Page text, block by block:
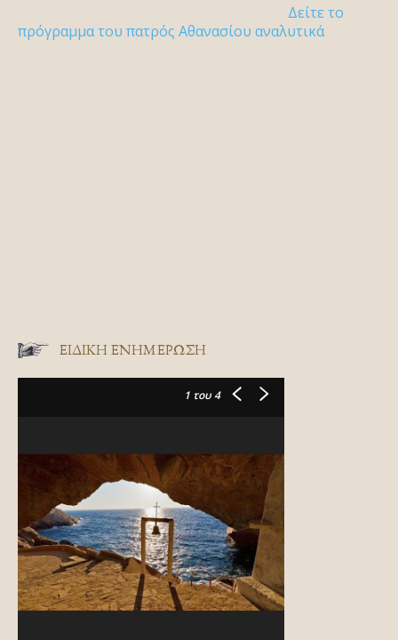
Δείτε το
πρόγραμμα του πατρός Αθανασίου αναλυτικά
ΕΙΔΙΚΉ ΕΝΗΜΈΡΩΣΗ
1 του 4